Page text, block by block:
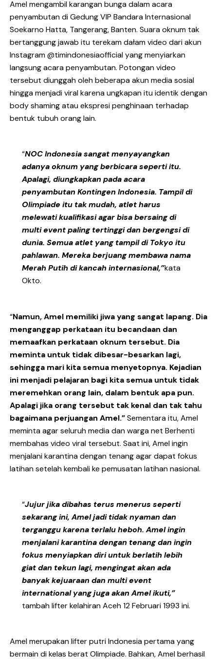
Amel mengambil karangan bunga dalam acara
penyambutan di Gedung VIP Bandara Internasional
Soekarno Hatta, Tangerang, Banten. Suara oknum tak
bertanggung jawab itu terekam dałam video dari akun
Instagram @timindonesiaofficial yang menyiarkan
langsung acara penyambutan. Potongan video
tersebut diunggah oleh beberapa akun media sosial
hingga menjadi viral karena ungkapan itu identik dengan
body shaming atau ekspresi penghinaan terhadap
bentuk tubuh orang lain.
“NOC Indonesia sangat menyayangkan
adanya oknum yang berbicara seperti itu.
Apalagi, diungkapkan pada acara
penyambutan Kontingen Indonesia. Tampil di
Olimpiade itu tak mudah, atlet harus
melewati kualifikasi agar bisa bersaing di
multi event paling tertinggi dan bergengsi di
dunia. Semua atlet yang tampil di Tokyo itu
pahlawan. Mereka berjuang membawa nama
Merah Putih di kancah internasional,”kata
Okto.
“Namun, Amel memiliki jiwa yang sangat lapang. Dia
menganggap perkataan itu becandaan dan
memaafkan perkataan oknum tersebut. Dia
meminta untuk tidak dibesar-besarkan lagi,
sehingga mari kita semua menyetopnya. Kejadian
ini menjadi pelajaran bagi kita semua untuk tidak
meremehkan orang lain, dalam bentuk apa pun.
Apalagi jika orang tersebut tak kenal dan tak tahu
bagaimana perjuangan Amel.”Sementara itu, Amel
meminta agar seluruh media dan warga net Berhenti
membahas video viral tersebut. Saat ini, Amel ingin
menjalani karantina dengan tenang agar dapat fokus
latihan setelah kembali ke pemusatan latihan nasional.
“Jujur jika dibahas terus menerus seperti
sekarang ini, Amel jadi tidak nyaman dan
terganggu karena terlalu heboh. Amel ingin
menjalani karantina dengan tenang dan ingin
fokus menyiapkan diri untuk berlatih lebih
giat dan tekun lagi, mengingat akan ada
banyak kejuaraan dan multi event
international yang juga akan Amel ikuti,”
tambah lifter kelahiran Aceh 12 Februari 1993 ini.
Amel merupakan lifter putri Indonesia pertama yang
bermain di kelas berat Olimpiade. Bahkan, Amel berhasil